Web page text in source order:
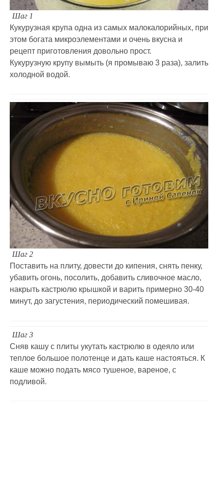
Шаг 1
Кукурузная крупа одна из самых малокалорийных, при
этом богата микроэлементами и очень вкусна и
рецепт приготовления довольно прост.
Кукурузную крупу вымыть (я промываю 3 раза), залить
холодной водой.
Шаг 2
Поставить на плиту, довести до кипения, снять пенку,
убавить огонь, посолить, добавить сливочное масло,
накрыть кастрюлю крышкой и варить примерно 30-40
минут, до загустения, периодический помешивая.
Шаг 3
Сняв кашу с плиты укутать кастрюлю в одеяло или
теплое большое полотенце и дать каше настояться. К
каше можно подать мясо тушеное, вареное, с
подливой.